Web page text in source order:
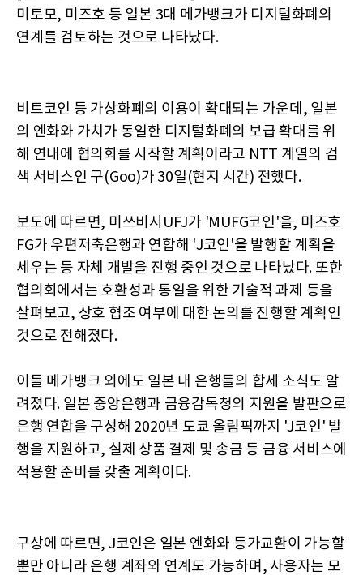
미토모, 미즈호 등 일본 3대 메가뱅크가 디지털화폐의
연계를 검토하는 것으로 나타났다.
비트코인 등 가상화폐의 이용이 확대되는 가운데, 일본
의 엔화와 가치가 동일한 디지털화폐의 보급 확대를 위
해 연내에 협의회를 시작할 계획이라고 NTT 계열의 검
색 서비스인 구(Goo)가 30일(현지 시간) 전했다.
보도에 따르면, 미쓰비시UFJ가 'MUFG코인'을, 미즈호
FG가 우편저축은행과 연합해 'J코인'을 발행할 계획을
세우는 등 자체 개발을 진행 중인 것으로 나타났다. 또한
협의회에서는 호환성과 통일을 위한 기술적 과제 등을
살펴보고, 상호 협조 여부에 대한 논의를 진행할 계획인
것으로 전해졌다.
이들 메가뱅크 외에도 일본 내 은행들의 합세 소식도 알
려졌다. 일본 중앙은행과 금융감독청의 지원을 발판으로
은행 연합을 구성해 2020년 도쿄 올림픽까지 'J코인' 발
행을 지원하고, 실제 상품 결제 및 송금 등 금융 서비스에
적용할 준비를 갖출 계획이다.
구상에 따르면, J코인은 일본 엔화와 등가교환이 가능할
뿐만 아니라 은행 계좌와 연계도 가능하며, 사용자는 모